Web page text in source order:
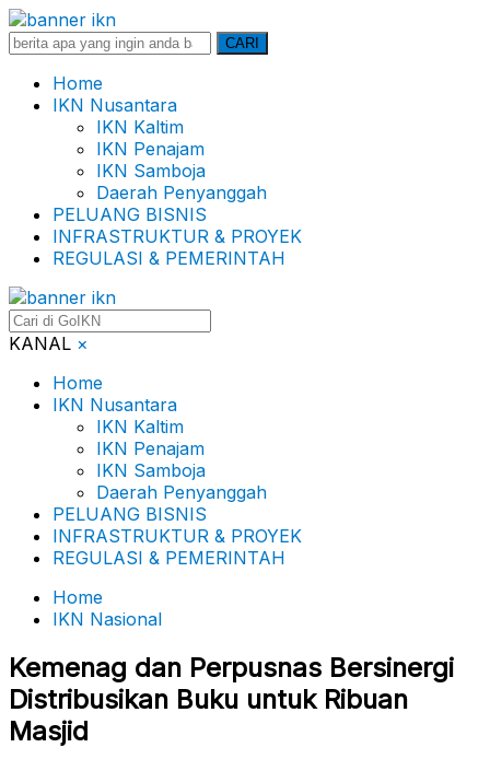
Search
CARI
Home
IKN Nusantara
IKN Kaltim
IKN Penajam
IKN Samboja
Daerah Penyanggah
PELUANG BISNIS
INFRASTRUKTUR & PROYEK
REGULASI & PEMERINTAH
KANAL ×
Home
IKN Nusantara
IKN Kaltim
IKN Penajam
IKN Samboja
Daerah Penyanggah
PELUANG BISNIS
INFRASTRUKTUR & PROYEK
REGULASI & PEMERINTAH
Home
IKN Nasional
Kemenag dan Perpusnas Bersinergi
Distribusikan Buku untuk Ribuan
Masjid